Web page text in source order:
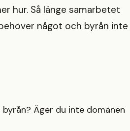
hur. Så länge samarbetet
något och byrån inte
Äger du inte domänen